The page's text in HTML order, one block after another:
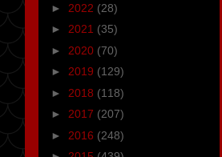
► 2022 (28)
► 2021 (35)
► 2020 (70)
► 2019 (129)
► 2018 (118)
► 2017 (207)
► 2016 (248)